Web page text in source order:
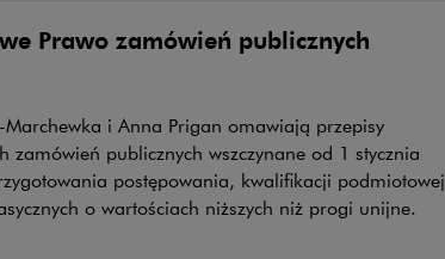
Prawo zamówień publicznych
i Anna Prigan omawiają przepisy
zamówień publicznych wszczynane od 1 stycznia
postępowania, kwalifikacji podmiotowej
o wartościach niższych niż progi unijne.